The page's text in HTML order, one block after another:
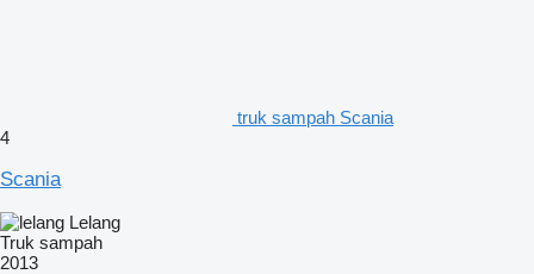
truk sampah Scania
4
Scania
Lelang
Truk sampah
2013